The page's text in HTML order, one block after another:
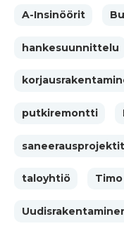
A-Insinöörit
hankesuunnittelu
putkiremontti
saneerausprojektit
taloyhtiö